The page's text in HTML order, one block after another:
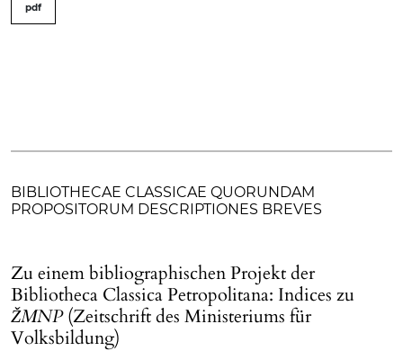
pdf
BIBLIOTHECAE CLASSICAE QUORUNDAM
PROPOSITORUM DESCRIPTIONES BREVES
Zu einem bibliographischen Projekt der
Bibliotheca Classica Petropolitana: Indices zu
ŽMNP(Zeitschrift des Ministeriums für
Volksbildung)